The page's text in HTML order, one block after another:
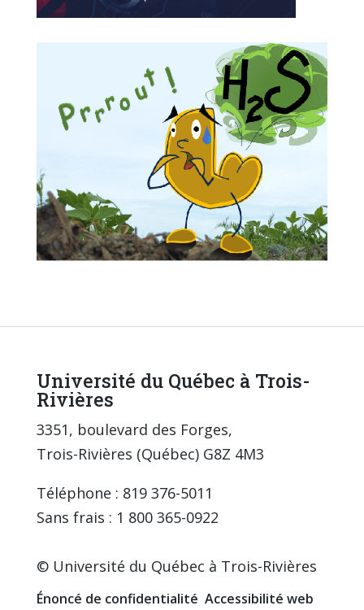
Université du Québec à Trois-
Rivières
3351, boulevard des Forges,
Trois-Rivières (Québec) G8Z 4M3
Téléphone : 819 376-5011
Sans frais : 1 800 365-0922
© Université du Québec à Trois-Rivières
Énoncé de confidentialité Accessibilité web